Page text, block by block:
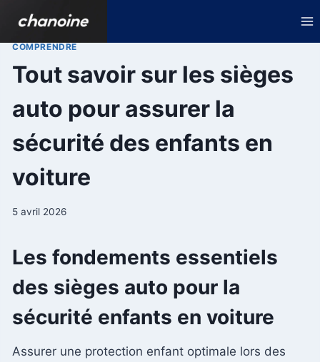
contenu
COMPRENDRE
Tout savoir sur les sièges
auto pour assurer la
sécurité des enfants en
voiture
5 avril 2026
Les fondements essentiels
des sièges auto pour la
sécurité enfants en voiture
Assurer une protection enfant optimale lors des